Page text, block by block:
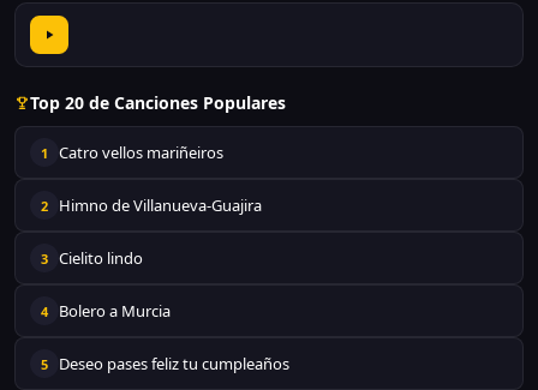
Top 20 de Canciones Populares
1 Catro vellos mariñeiros
2 Himno de Villanueva-Guajira
3 Cielito lindo
4 Bolero a Murcia
5 Deseo pases feliz tu cumpleaños